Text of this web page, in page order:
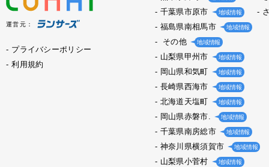
運営元：
プライバシーポリシー
利用規約
千葉県市原市 地域情報
福島県南相馬市 地域情報
その他 地域情報
山梨県甲州市 地域情報
岡山県和気町 地域情報
長崎県西海市 地域情報
北海道天塩町 地域情報
岡山県赤磐市. 地域情報
千葉県南房総市 地域情報
神奈川県横須賀市 地域情報
山梨県小菅村 地域情報